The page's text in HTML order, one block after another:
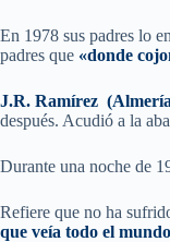
En 1978 sus padres lo
padres que «donde
J.R. Ramírez
después. Acudió a la
Durante una noche de
Refiere que no ha
que veía todo el